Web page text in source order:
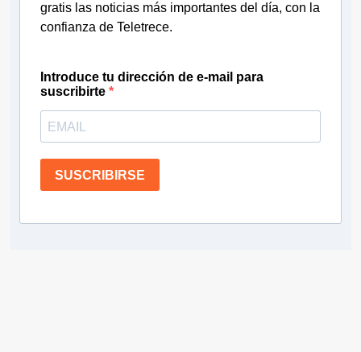
gratis las noticias más importantes del día, con la
confianza de Teletrece.
Introduce tu dirección de e-mail para
suscribirte
SUSCRIBIRSE